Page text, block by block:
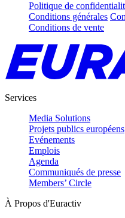
Politique de
Conditions générales
Conditions de vente
Services
Media Solutions
Projets publics européens
Evénements
Emplois
Agenda
Communiqués de presse
Members’ Circle
À Propos d'Euractiv